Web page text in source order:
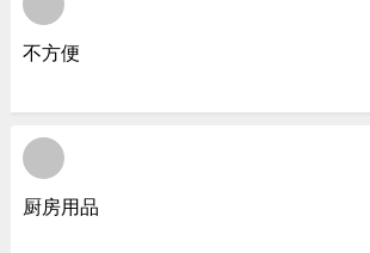
不方便
厨房用品